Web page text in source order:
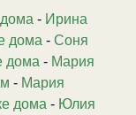
- Ирина
дома - Соня
дома - Мария
- Мария
дома - Юлия